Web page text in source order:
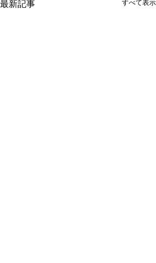
最新記事 すべて表示